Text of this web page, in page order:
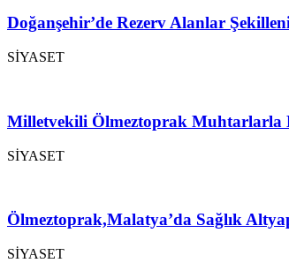
Doğanşehir’de Rezerv Alanlar
SİYASET
Milletvekili Ölmeztoprak Muhtarlarla
SİYASET
Ölmeztoprak,Malatya’da Sağlık
SİYASET